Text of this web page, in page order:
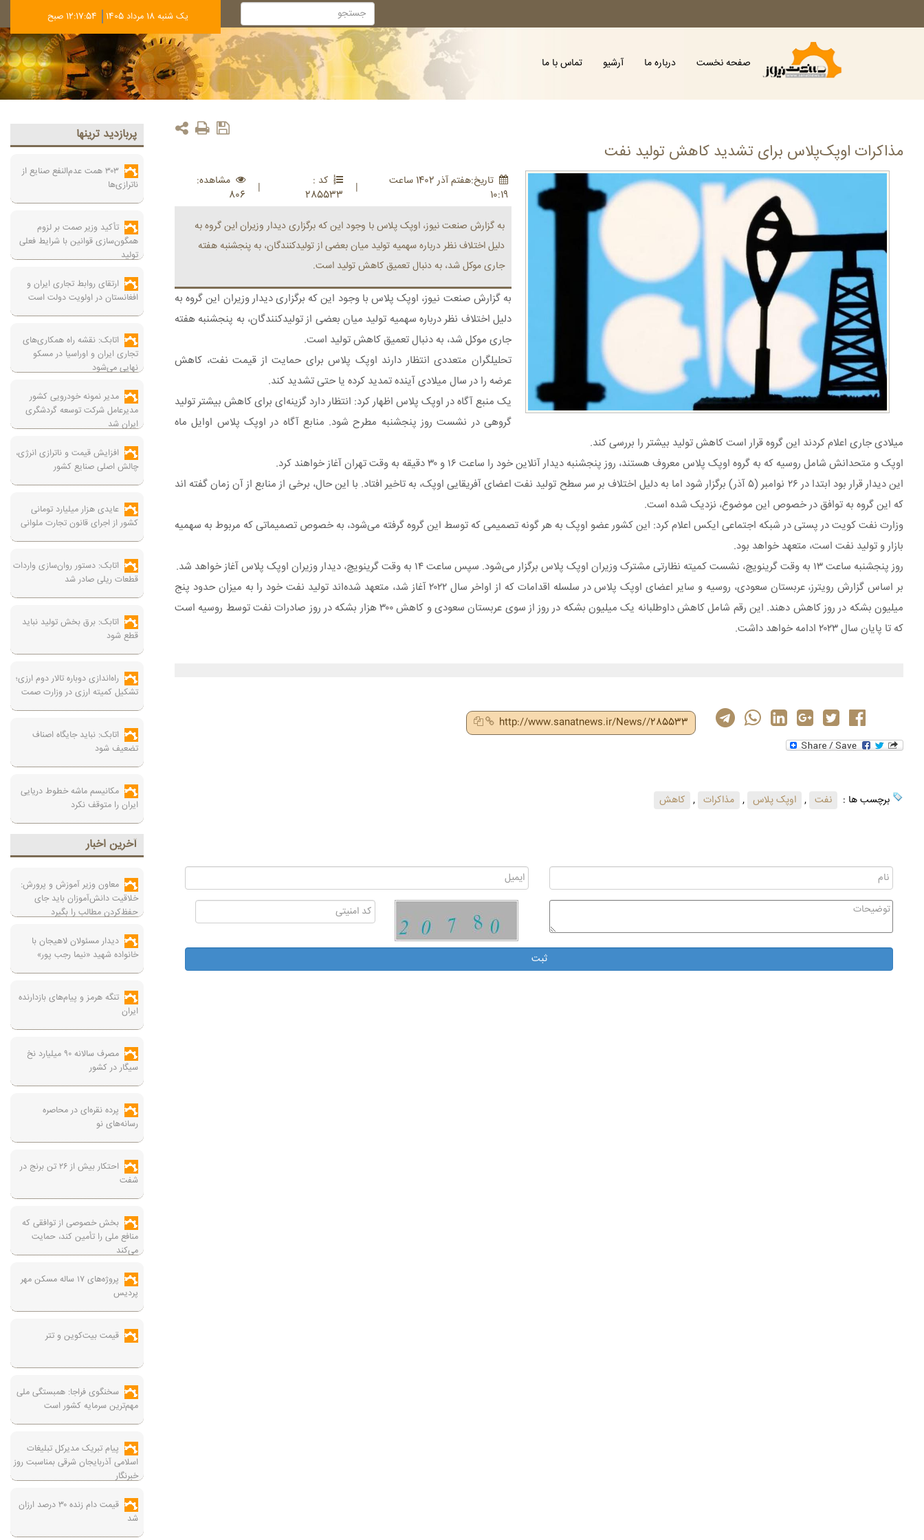
يک شنبه 18 مرداد 1405 12:17:55 صبح
صفحه نخست درباره ما آرشیو تماس با ما
مذاکرات اوپک‌پلاس برای تشدید کاهش تولید نفت
تاريخ:هفتم آذر 1402 ساعت
10:19
|
کد :
285533
|
مشاهده:
806
به گزارش صنعت نیوز، اوپک پلاس با وجود این که برگزاری دیدار وزیران این گروه به
دلیل اختلاف نظر درباره سهمیه تولید میان بعضی از تولیدکنندگان، به پنجشنبه هفته
جاری موکل شد، به دنبال تعمیق کاهش تولید است.
به گزارش صنعت نیوز، اوپک پلاس با وجود این که برگزاری دیدار وزیران این گروه به
دلیل اختلاف نظر درباره سهمیه تولید میان بعضی از تولیدکنندگان، به پنجشنبه هفته
جاری موکل شد، به دنبال تعمیق کاهش تولید است.
تحلیلگران متعددی انتظار دارند اوپک پلاس برای حمایت از قیمت نفت، کاهش
عرضه را در سال میلادی آینده تمدید کرده یا حتی تشدید کند.
یک منبع آگاه در اوپک پلاس اظهار کرد: انتظار دارد گزینه‌ای برای کاهش بیشتر تولید
گروهی در نشست روز پنجشنبه مطرح شود. منابع آگاه در اوپک پلاس اوایل ماه
میلادی جاری اعلام کردند این گروه قرار است کاهش تولید بیشتر را بررسی کند.
اوپک و متحدانش شامل روسیه که به گروه اوپک پلاس معروف هستند، روز پنجشنبه دیدار آنلاین خود را ساعت ۱۶ و ۳۰ دقیقه به وقت تهران آغاز خواهند کرد.
این دیدار قرار بود ابتدا در ۲۶ نوامبر (۵ آذر) برگزار شود اما به دلیل اختلاف بر سر سطح تولید نفت اعضای آفریقایی اوپک، به تاخیر افتاد. با این حال، برخی از منابع از آن زمان گفته اند
که این گروه به توافق در خصوص این موضوع، نزدیک شده است.
وزارت نفت کویت در پستی در شبکه اجتماعی ایکس اعلام کرد: این کشور عضو اوپک به هر گونه تصمیمی که توسط این گروه گرفته می‌شود، به خصوص تصمیماتی که مربوط به سهمیه
بازار و تولید نفت است، متعهد خواهد بود.
روز پنجشنبه ساعت ۱۳ به وقت گرینویچ، نشست کمیته نظارتی مشترک وزیران اوپک پلاس برگزار می‌شود. سپس ساعت ۱۴ به وقت گرینویچ، دیدار وزیران اوپک پلاس آغاز خواهد شد.
بر اساس گزارش رویترز، عربستان سعودی، روسیه و سایر اعضای اوپک پلاس در سلسله اقدامات که از اواخر سال ۲۰۲۲ آغاز شد، متعهد شده‌اند تولید نفت خود را به میزان حدود پنج
میلیون بشکه در روز کاهش دهند. این رقم شامل کاهش داوطلبانه یک میلیون بشکه در روز از سوی عربستان سعودی و کاهش ۳۰۰ هزار بشکه در روز صادرات نفت توسط روسیه است
که تا پایان سال ۲۰۲۳ ادامه خواهد داشت.
http://www.sanatnews.ir/News//285533
برچسب ها : نفت , اوپک پلاس , مذاکرات , کاهش
پربازديد ترينها
۳۰۳ همت عدم‌النفع صنایع از
ناترازی‌ها
تأکید وزیر صمت بر لزوم
همگون‌سازی قوانین با شرایط فعلی
تولید
ارتقای روابط تجاری ایران و
افغانستان در اولویت دولت است
اتابک: نقشه راه همکاری‌های
تجاری ایران و اوراسیا در مسکو
نهایی می‌شود
مدیر نمونه خودرویی کشور
مدیرعامل شرکت توسعه گردشگری
ایران شد
افزایش قیمت و ناترازی انرژی،
چالش اصلی صنایع کشور
عایدی هزار میلیارد تومانی
کشور از اجرای قانون تجارت ملوانی
اتابک: دستور روان‌سازی واردات
قطعات ریلی صادر شد
اتابک: برق بخش تولید نباید
قطع شود
راه‌اندازی دوباره تالار دوم ارزی؛
تشکیل کمیته ارزی در وزارت صمت
اتابک: نباید جایگاه اصناف
تضعیف شود
مکانیسم ماشه خطوط دریایی
ایران را متوقف نکرد
آخرين اخبار
معاون وزیر آموزش و پرورش:
خلاقیت دانش‌آموزان باید جای
حفظ‌کردن مطالب را بگیرد
دیدار مسئولان لاهیجان با
خانواده شهید «نیما رجب پور»
تنگه هرمز و پیام‌های بازدارنده
ایران
مصرف سالانه ۹۰ میلیارد نخ
سیگار در کشور
پرده نقره‌ای در محاصره
رسانه‌های نو
احتکار بیش از ۲۶ تن برنج در
شفت
بخش خصوصی از توافقی که
منافع ملی را تأمین کند، حمایت
می‌کند
پروژه‌های ۱۷ ساله مسکن مهر
پردیس
قیمت بیت‌کوین و تتر
سخنگوی فراجا: همبستگی ملی
مهم‌ترین سرمایه کشور است
پیام تبریک مدیرکل تبلیغات
اسلامی آذربایجان شرقی بمناسبت روز
خبرنگار
قیمت دام زنده ۳۰ درصد ارزان
شد